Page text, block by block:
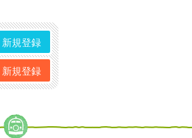
新規登録
新規登録